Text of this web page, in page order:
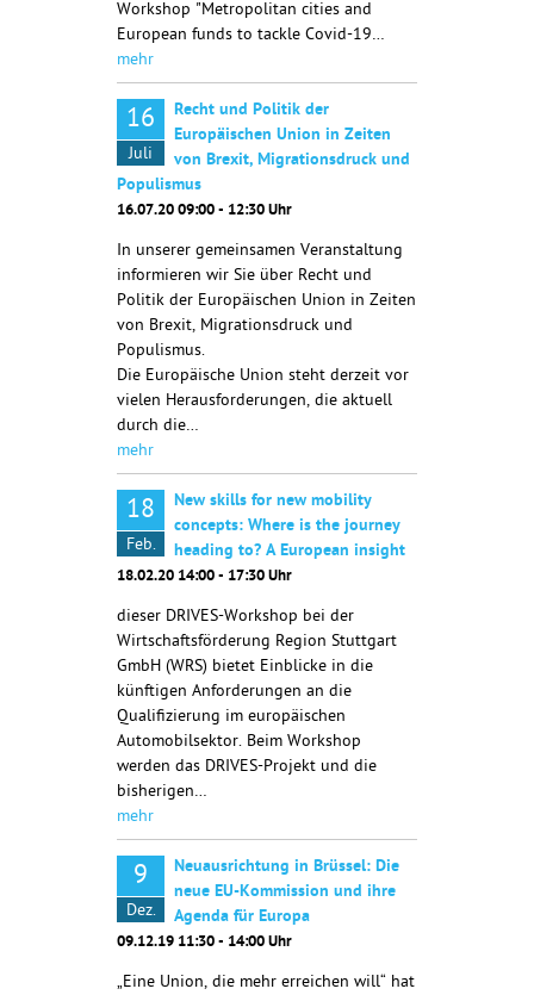
Workshop "Metropolitan cities and
European funds to tackle Covid-19…
mehr
16
Juli
Recht und Politik der
Europäischen Union in Zeiten
von Brexit, Migrationsdruck und
Populismus
16.07.20 09:00 - 12:30 Uhr
In unserer gemeinsamen Veranstaltung
informieren wir Sie über Recht und
Politik der Europäischen Union in Zeiten
von Brexit, Migrationsdruck und
Populismus.
Die Europäische Union steht derzeit vor
vielen Herausforderungen, die aktuell
durch die…
mehr
18
Feb.
New skills for new mobility
concepts: Where is the journey
heading to? A European insight
18.02.20 14:00 - 17:30 Uhr
dieser DRIVES-Workshop bei der
Wirtschaftsförderung Region Stuttgart
GmbH (WRS) bietet Einblicke in die
künftigen Anforderungen an die
Qualifizierung im europäischen
Automobilsektor. Beim Workshop
werden das DRIVES-Projekt und die
bisherigen…
mehr
9
Dez.
Neuausrichtung in Brüssel: Die
neue EU-Kommission und ihre
Agenda für Europa
09.12.19 11:30 - 14:00 Uhr
„Eine Union, die mehr erreichen will“ hat